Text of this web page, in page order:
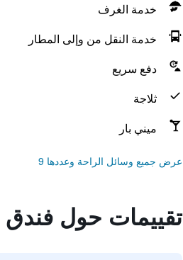
خدمة الغرف
خدمة النقل من وإلى المطار
دفع سريع
ثلاجة
ميني بار
عرض جميع وسائل الراحة وعددها 9
تقييمات حول فندق